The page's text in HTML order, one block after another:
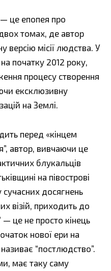
— це епопея про
томах, де автор
версію місії людства. У
початку 2012 року,
процесу створення
ексклюзивну
на Землі.
перед «кінцем
автор, вивчаючи це
блукальців
на півострові
сучасних досягнень
візій, приходить до
— це не просто кінець
нової ери на
“постлюдство”.
має таку саму